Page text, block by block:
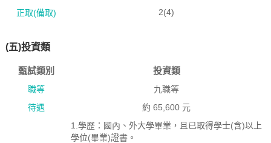
正取(備取)
2(4)
(五)投資類
甄試類別 投資類
職等
九職等
待遇
約 65,600 元
1.學歷：國內、外大學畢業，且已取得學士(含)以上
學位(畢業)證書。